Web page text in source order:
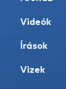
Videók
Írások
Vizek